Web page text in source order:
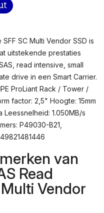
SC Multi Vendor SSD is
uitstekende prestaties
read intensive, small
drive in een Smart Carrier.
ProLiant Rack / Tower /
factor: 2,5" Hoogte: 15mm
Leessnelheid: 1.050MB/s
P49030-B21,
van
Read
Vendor